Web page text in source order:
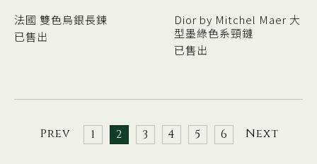
法國 雙色烏銀長鍊
已售出
Dior by Mitchel Maer 大
型墨綠色系頸鏈
已售出
Prev 1 2 3 4 5 6 Next